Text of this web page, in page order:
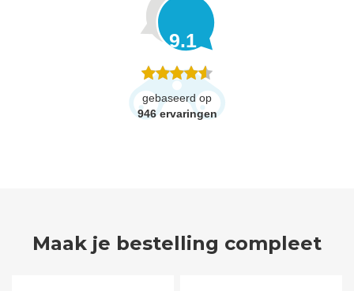
9.1
gebaseerd op
946 ervaringen
Maak je bestelling compleet